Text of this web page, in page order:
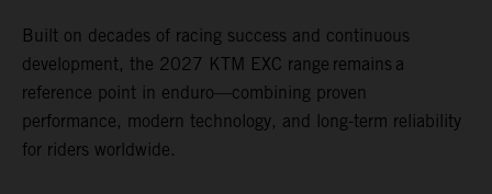
Built on decades of racing success and continuous
development, the 2027 KTM EXC range remains a
reference point in enduro—combining proven
performance, modern technology, and long-term reliability
for riders worldwide.